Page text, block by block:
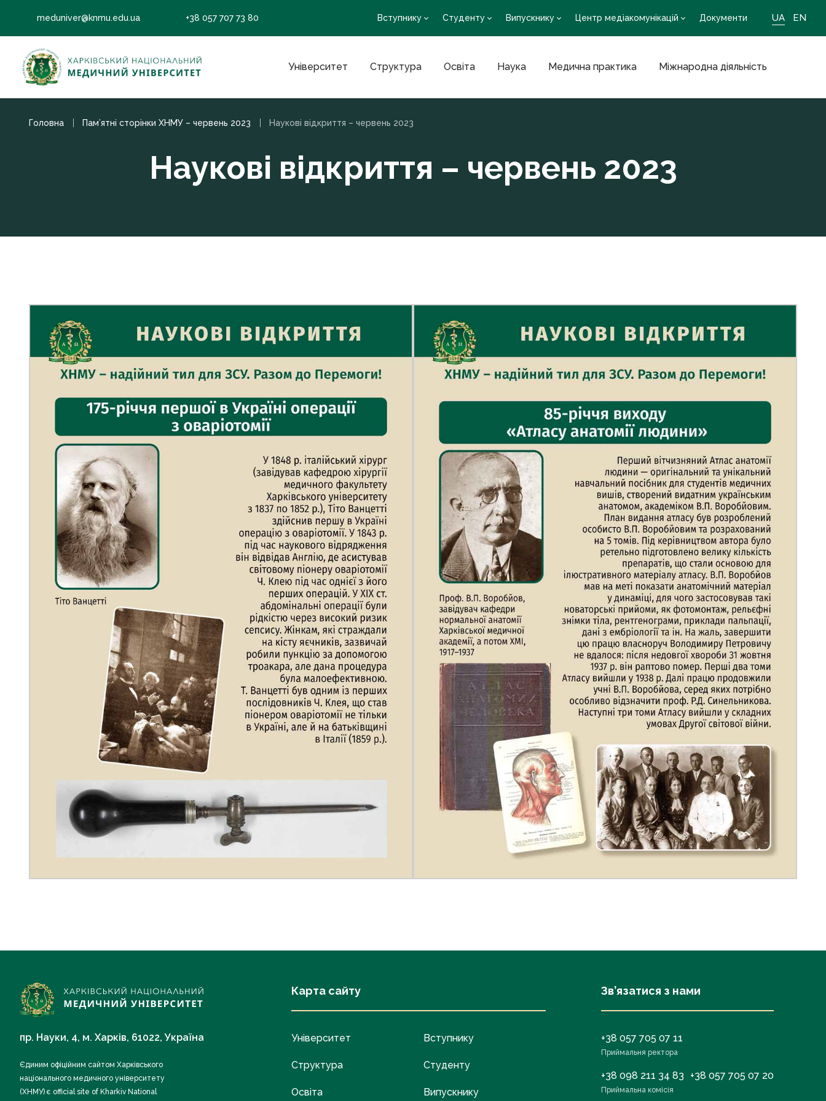
meduniver@knmu.edu.ua +38 057 707 73 80 Вступнику Студенту Випускнику Центр медіакомунікацій Документи UA EN
Університет Структура Освіта Наука Медична практика Міжнародна діяльність
Головна Пам’ятні сторінки ХНМУ – червень 2023 Наукові відкриття – червень 2023
Наукові відкриття – червень 2023
пр. Науки, 4, м. Харків, 61022, Україна
Єдиним офіційним сайтом Харківського
національного медичного університету
(ХНМУ) є official site of Kharkiv National
Карта сайту
Університет
Структура
Освіта
Вступнику
Студенту
Випускнику
Зв’язатися з нами
+38 057 705 07 11
Приймальня ректора
+38 098 211 34 83 +38 057 705 07 20
Приймальна комісія